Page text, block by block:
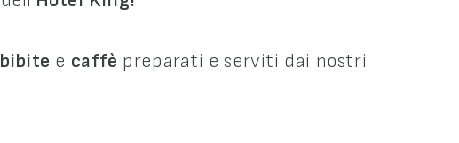
bibite e caffè preparati e serviti dai nostri